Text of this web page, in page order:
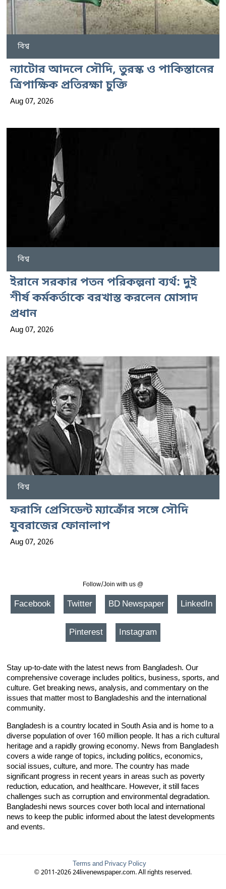
বিশ্ব
ন্যাটোর আদলে সৌদি, তুরস্ক ও পাকিস্তানের
ত্রিপাক্ষিক প্রতিরক্ষা চুক্তি
Aug 07, 2026
বিশ্ব
ইরানে সরকার পতন পরিকল্পনা ব্যর্থ: দুই
শীর্ষ কর্মকর্তাকে বরখাস্ত করলেন মোসাদ
প্রধান
Aug 07, 2026
বিশ্ব
ফরাসি প্রেসিডেন্ট ম্যাক্রোঁর সঙ্গে সৌদি
যুবরাজের ফোনালাপ
Aug 07, 2026
Follow/Join with us @
Facebook Twitter BD Newspaper LinkedIn
Pinterest Instagram
Stay up-to-date with the latest news from Bangladesh. Our
comprehensive coverage includes politics, business, sports, and
culture. Get breaking news, analysis, and commentary on the
issues that matter most to Bangladeshis and the international
community.
Bangladesh is a country located in South Asia and is home to a
diverse population of over 160 million people. It has a rich cultural
heritage and a rapidly growing economy. News from Bangladesh
covers a wide range of topics, including politics, economics,
social issues, culture, and more. The country has made
significant progress in recent years in areas such as poverty
reduction, education, and healthcare. However, it still faces
challenges such as corruption and environmental degradation.
Bangladeshi news sources cover both local and international
news to keep the public informed about the latest developments
and events.
Terms and Privacy Policy
© 2011-2026 24livenewspaper.com. All rights reserved.